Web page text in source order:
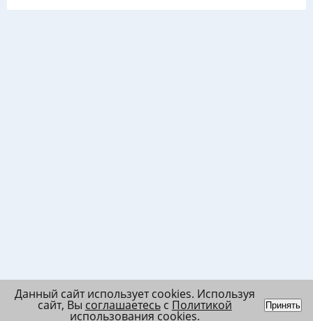
Данный сайт использует cookies. Используя
сайт, Вы соглашаетесьс Политикой
использования cookies.
Принять